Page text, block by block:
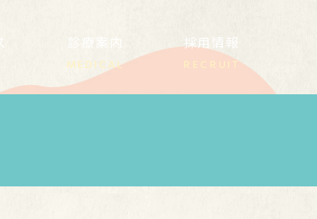
診療案内
MEDICAL
採用情報
RECRUIT